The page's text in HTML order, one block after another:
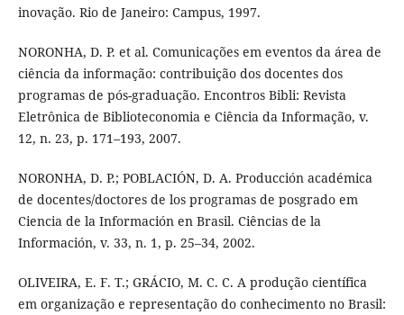
inovação. Rio de Janeiro: Campus, 1997.
NORONHA, D. P. et al. Comunicações em eventos da área de
ciência da informação: contribuição dos docentes dos
programas de pós-graduação. Encontros Bibli: Revista
Eletrônica de Biblioteconomia e Ciência da Informação, v.
12, n. 23, p. 171–193, 2007.
NORONHA, D. P.; POBLACIÓN, D. A. Producción académica
de docentes/doctores de los programas de posgrado em
Ciencia de la Información en Brasil. Ciências de la
Información, v. 33, n. 1, p. 25–34, 2002.
OLIVEIRA, E. F. T.; GRÁCIO, M. C. C. A produção científica
em organização e representação do conhecimento no Brasil: